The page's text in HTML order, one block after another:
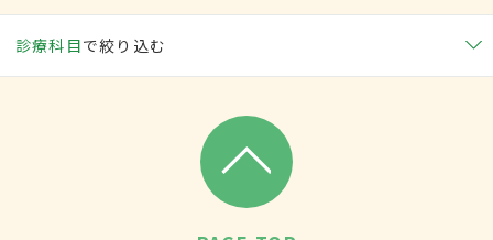
診療科目で絞り込む